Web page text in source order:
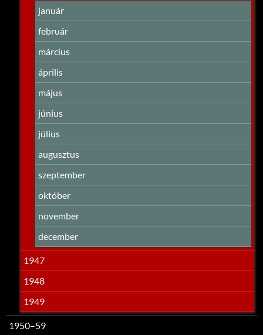
január
február
március
április
május
június
július
augusztus
szeptember
október
november
december
1947
1948
1949
1950–59